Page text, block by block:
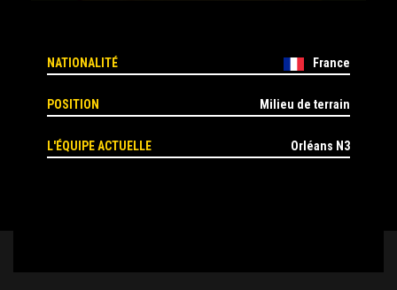
NATIONALITÉ France
POSITION Milieu de terrain
L'ÉQUIPE ACTUELLE Orléans N3